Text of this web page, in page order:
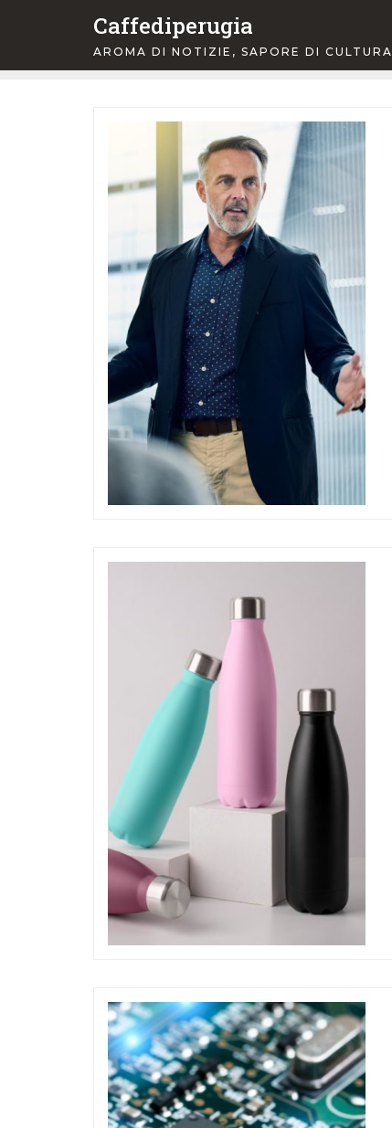
Caffediperugia
AROMA DI NOTIZIE, SAPORE DI CULTURA